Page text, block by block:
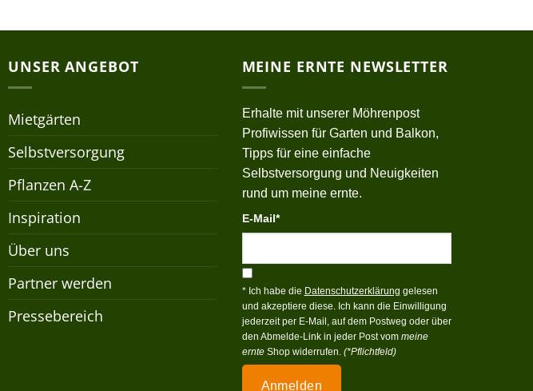
UNSER ANGEBOT
Mietgärten
Selbstversorgung
Pflanzen A-Z
Inspiration
Über uns
Partner werden
Pressebereich
MEINE ERNTE NEWSLETTER
Erhalte mit unserer Möhrenpost
Profiwissen für Garten und Balkon,
Tipps für eine einfache
Selbstversorgung und Neuigkeiten
rund um meine ernte.
E-Mail*
* Ich habe die Datenschutzerklärung gelesen
und akzeptiere diese. Ich kann die Einwilligung
jederzeit per E-Mail, auf dem Postweg oder über
den Abmelde-Link in jeder Post vom meine
ernteShop widerrufen. (*Pflichtfeld)
Anmelden